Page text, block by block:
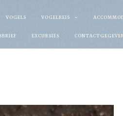
VOGELS VOGELREIS
EXCURSIES